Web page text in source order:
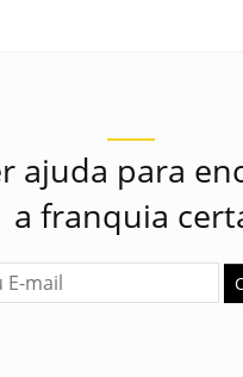
ajuda para
a franquia